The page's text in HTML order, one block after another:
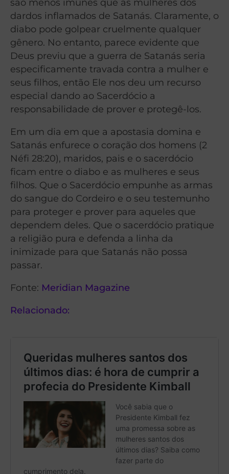
são menos imunes que as mulheres dos
dardos inflamados de Satanás. Claramente, o
diabo pode golpear cruelmente qualquer
gênero. No entanto, parece evidente que
Deus previu que a guerra de Satanás seria
especificamente travada contra a mulher e
seus filhos, então Ele nos deu um recurso
especial dando ao Sacerdócio a
responsabilidade de prover e protegê-los.
Em um dia em que a apostasia domina e
Satanás enfurece o coração dos homens (2
Néfi 28:20), maridos, pais e o sacerdócio
ficam entre o diabo e as mulheres e seus
filhos. Que o Sacerdócio empunhe as armas
do sangue do Cordeiro e o seu testemunho
para proteger e prover para aqueles que
dependem deles. Que o sacerdócio pratique
a religião pura e defenda a linha da
inimizade para que Satanás não possa
passar.
Fonte: Meridian Magazine
Relacionado: